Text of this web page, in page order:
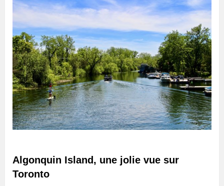
Algonquin Island, une jolie vue sur
Toronto